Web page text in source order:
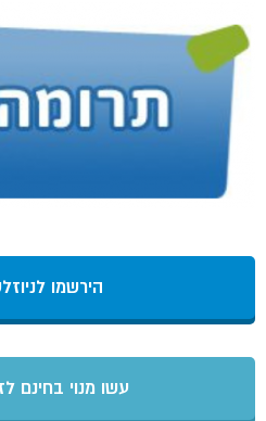
הירשמו
עשו מנוי בחינם